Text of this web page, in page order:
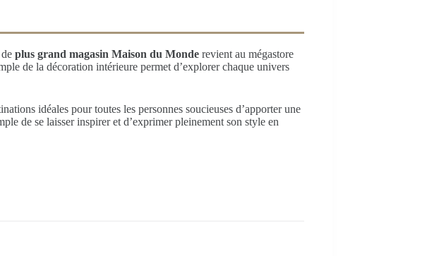
plus grand magasin Maison du Monde revient au mégastore
de la décoration intérieure permet d’explorer chaque univers
idéales pour toutes les personnes soucieuses d’apporter une
de se laisser inspirer et d’exprimer pleinement son style en